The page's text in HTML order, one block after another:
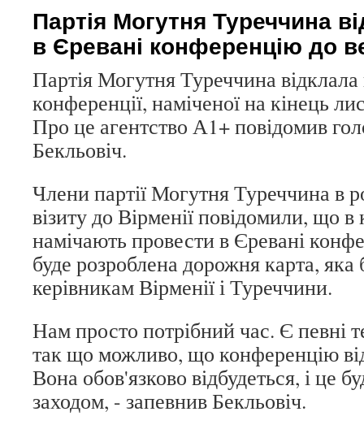
Партія Могутня Туреччина
в Єревані конференцію до
Партія Могутня Туреччина
конференції, наміченої на кінець
Про це агентство А1+ повідомив
Бекльовіч.
Члени партії Могутня Туреччина в
візиту до Вірменії повідомили, що в
намічають провести в Єревані
буде розроблена дорожня карта, яка
керівникам Вірменії і Туреччини.
Нам просто потрібний час. Є певні
так що можливо, що конференцію
Вона обов'язково відбудеться, і це
заходом, - запевнив Бекльовіч.